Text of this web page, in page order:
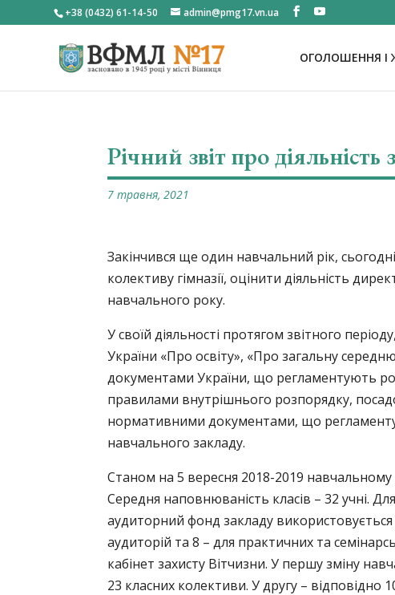
+38 (0432) 61-14-50 admin@pmg17.vn.ua
ОГОЛОШЕННЯ І
Річний звіт про діяльність
7 травня, 2021
Закінчився ще один навчальний рік,
колективу гімназії, оцінити діяльність
навчального року.
У своїй діяльності протягом звітного
України «Про освіту», «Про загальну
документами України, що регламентують
правилами внутрішнього розпорядку,
нормативними документами, що
навчального закладу.
Cтаном на 5 вересня 2018-2019 навчальному
Середня наповнюваність класів – 32 учні.
аудиторний фонд закладу
аудиторій та 8 – для практичних та
кабінет захисту Вітчизни. У першу зміну
23 класних колективи. У другу – відповідно